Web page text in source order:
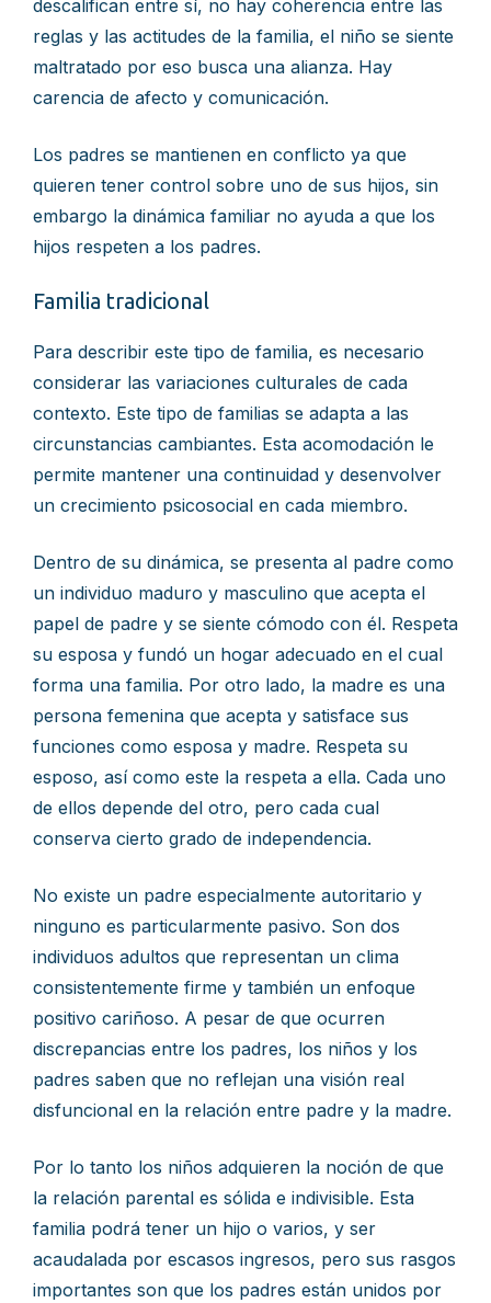
descalifican entre sí, no hay coherencia entre las
reglas y las actitudes de la familia, el niño se siente
maltratado por eso busca una alianza. Hay
carencia de afecto y comunicación.
Los padres se mantienen en conflicto ya que
quieren tener control sobre uno de sus hijos, sin
embargo la dinámica familiar no ayuda a que los
hijos respeten a los padres.
Familia tradicional
Para describir este tipo de familia, es necesario
considerar las variaciones culturales de cada
contexto. Este tipo de familias se adapta a las
circunstancias cambiantes. Esta acomodación le
permite mantener una continuidad y desenvolver
un crecimiento psicosocial en cada miembro.
Dentro de su dinámica, se presenta al padre como
un individuo maduro y masculino que acepta el
papel de padre y se siente cómodo con él. Respeta
su esposa y fundó un hogar adecuado en el cual
forma una familia. Por otro lado, la madre es una
persona femenina que acepta y satisface sus
funciones como esposa y madre. Respeta su
esposo, así como este la respeta a ella. Cada uno
de ellos depende del otro, pero cada cual
conserva cierto grado de independencia.
No existe un padre especialmente autoritario y
ninguno es particularmente pasivo. Son dos
individuos adultos que representan un clima
consistentemente firme y también un enfoque
positivo cariñoso. A pesar de que ocurren
discrepancias entre los padres, los niños y los
padres saben que no reflejan una visión real
disfuncional en la relación entre padre y la madre.
Por lo tanto los niños adquieren la noción de que
la relación parental es sólida e indivisible. Esta
familia podrá tener un hijo o varios, y ser
acaudalada por escasos ingresos, pero sus rasgos
importantes son que los padres están unidos por